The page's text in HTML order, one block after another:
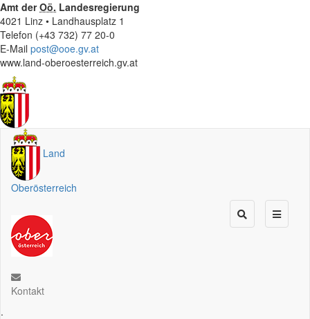
Amt derOö. Landesregierung
4021 Linz • Landhausplatz 1
Telefon (+43 732) 77 20-0
E-Mail post@ooe.gv.at
www.land-oberoesterreich.gv.at
Land
Oberösterreich
Kontakt
.